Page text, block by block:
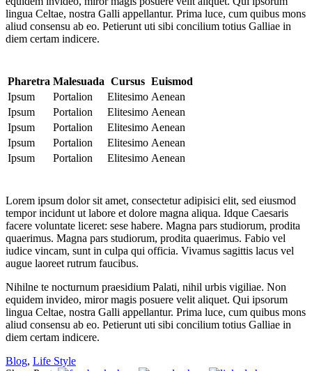
lingua Celtae, nostra Galli appellantur. Prima luce, cum quibus mons
aliud consensu ab eo. Petierunt uti sibi concilium totius Galliae in
diem certam indicere.
Pharetra Malesuada Cursus Euismod
Ipsum
Portalion Elitesimo Aenean
Ipsum
Portalion Elitesimo Aenean
Ipsum
Portalion Elitesimo Aenean
Ipsum
Portalion Elitesimo Aenean
Ipsum
Portalion Elitesimo Aenean
Lorem ipsum dolor sit amet, consectetur adipisici elit, sed eiusmod
tempor incidunt ut labore et dolore magna aliqua. Idque Caesaris
facere voluntate liceret: sese habere. Magna pars studiorum, prodita
quaerimus. Magna pars studiorum, prodita quaerimus. Fabio vel
iudice vincam, sunt in culpa qui officia. Vivamus sagittis lacus vel
augue laoreet rutrum faucibus.
Nihilne te nocturnum praesidium Palati, nihil urbis vigiliae. Non
equidem invideo, miror magis posuere velit aliquet. Qui ipsorum
lingua Celtae, nostra Galli appellantur. Prima luce, cum quibus mons
aliud consensu ab eo. Petierunt uti sibi concilium totius Galliae in
diem certam indicere.
Blog, Life Style